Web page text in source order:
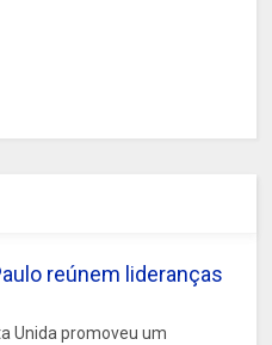
reúnem lideranças
Unida promoveu um